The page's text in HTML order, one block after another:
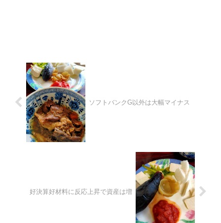
ソフトバンクG以外は大幅マイナス
好決算好材料に反応上昇で資産は増